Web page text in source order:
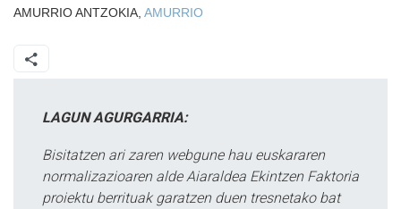
AMURRIO ANTZOKIA, AMURRIO
LAGUN AGURGARRIA:
Bisitatzen ari zaren webgune hau euskararen
normalizazioaren alde Aiaraldea Ekintzen Faktoria
proiektu berrituak garatzen duen tresnetako bat